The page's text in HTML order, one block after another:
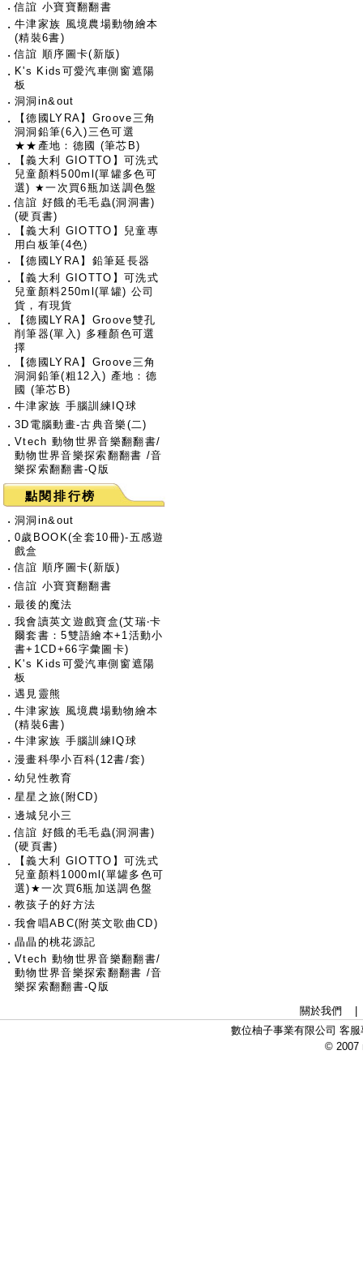
‧ 信誼 小寶寶翻翻書
‧ 牛津家族 風境農場動物繪本
(精裝6書)
‧ 信誼 順序圖卡(新版)
‧ K's Kids可愛汽車側窗遮陽
板
‧ 洞洞in&out
‧
【德國LYRA】Groove三角
洞洞鉛筆(6入)三色可選
★★產地：德國 (筆芯B)
‧
【義大利 GIOTTO】可洗式
兒童顏料500ml(單罐多色可
選) ★一次買6瓶加送調色盤
‧ 信誼 好餓的毛毛蟲(洞洞書)
(硬頁書)
‧
【義大利 GIOTTO】兒童專
用白板筆(4色)
‧ 【德國LYRA】鉛筆延長器
‧
【義大利 GIOTTO】可洗式
兒童顏料250ml(單罐) 公司
貨，有現貨
‧
【德國LYRA】Groove雙孔
削筆器(單入) 多種顏色可選
擇
‧
【德國LYRA】Groove三角
洞洞鉛筆(粗12入) 產地：德
國 (筆芯B)
‧ 牛津家族 手腦訓練IQ球
‧ 3D電腦動畫-古典音樂(二)
‧ Vtech 動物世界音樂翻翻書/
動物世界音樂探索翻翻書 /音
樂探索翻翻書-Q版
點閱排行榜
‧ 洞洞in&out
‧ 0歲BOOK(全套10冊)-五感遊
戲盒
‧ 信誼 順序圖卡(新版)
‧ 信誼 小寶寶翻翻書
‧ 最後的魔法
‧ 我會讀英文遊戲寶盒(艾瑞‧卡
爾套書：5雙語繪本+1活動小
書+1CD+66字彙圖卡)
‧ K's Kids可愛汽車側窗遮陽
板
‧ 遇見靈熊
‧ 牛津家族 風境農場動物繪本
(精裝6書)
‧ 牛津家族 手腦訓練IQ球
‧ 漫畫科學小百科(12書/套)
‧ 幼兒性教育
‧ 星星之旅(附CD)
‧ 邊城兒小三
‧ 信誼 好餓的毛毛蟲(洞洞書)
(硬頁書)
‧
【義大利 GIOTTO】可洗式
兒童顏料1000ml(單罐多色可
選)★一次買6瓶加送調色盤
‧ 教孩子的好方法
‧ 我會唱ABC(附英文歌曲CD)
‧ 晶晶的桃花源記
‧ Vtech 動物世界音樂翻翻書/
動物世界音樂探索翻翻書 /音
樂探索翻翻書-Q版
關於我們
數位柚子事業有限公司 客
© 2007